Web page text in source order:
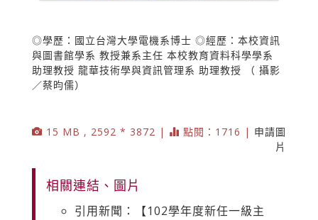
◎學歷：國立台灣大學電機系博士 ◎經歷：本校資訊
與圖書館學系 教授兼系主任 本校教育資料科學學系
助理教授 龍華技術學與資訊管理系 助理教授 （ 攝影
／蔡昀儒）
15 MB , 2592 * 3872 | 點閱：1716 | 申請圖
片
相關連結、圖片
引用新聞：【102學年度新任一級主